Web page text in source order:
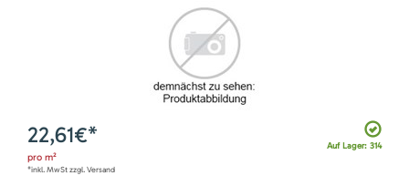
Auf Lager: 314
22,61€*
pro m²
*inkl. MwSt zzgl. Versand